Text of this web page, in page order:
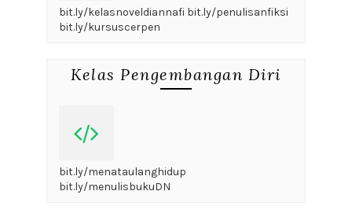
bit.ly/kelasnoveldiannafi bit.ly/penulisanfiksi
bit.ly/kursuscerpen
Kelas Pengembangan Diri
bit.ly/menataulanghidup
bit.ly/menulisbukuDN